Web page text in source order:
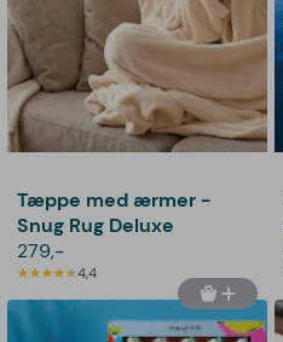
Tæppe med ærmer -
Snug Rug Deluxe
279,-
4,4